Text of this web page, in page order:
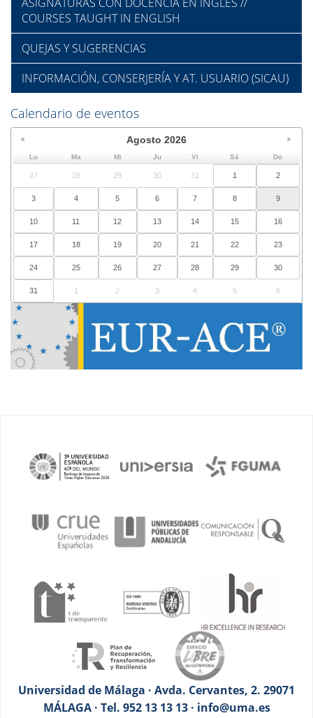
COURSES TAUGHT IN ENGLISH
QUEJAS Y SUGERENCIAS
INFORMACIÓN, CONSERJERÍA Y AT. USUARIO (SICAU)
Calendario de eventos
Agosto 2026
Lu Ma Mi Ju Vi Sá Do
27 28 29 30 31 1 2
3 4 5 6 7 8 9
10 11 12 13 14 15 16
17 18 19 20 21 22 23
24 25 26 27 28 29 30
31 1 2 3 4 5 6
Universidad de Málaga · Avda. Cervantes, 2. 29071
MÁLAGA · Tel. 952 13 13 13 · info@uma.es